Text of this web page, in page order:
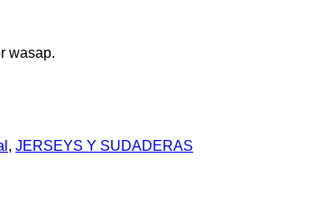
wasap.
, JERSEYS Y SUDADERAS